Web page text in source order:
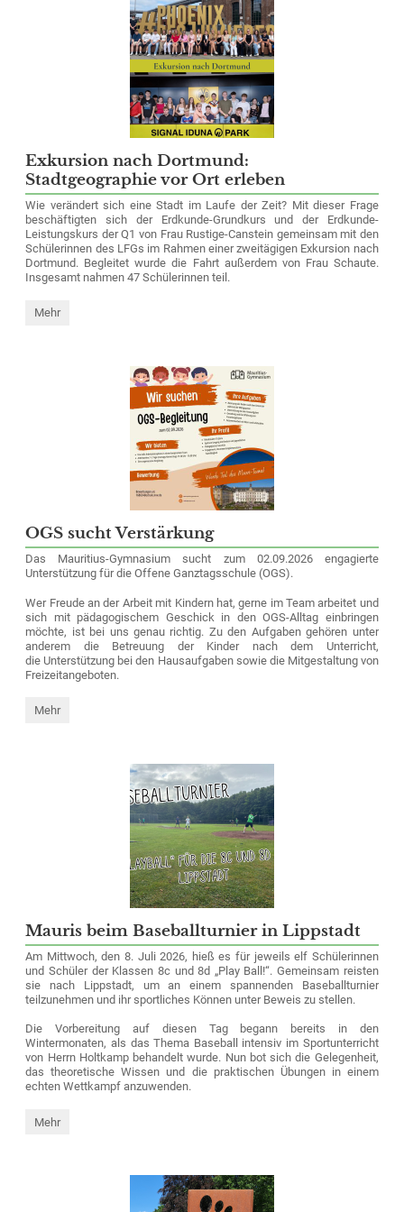
Exkursion nach Dortmund:
Stadtgeographie vor Ort erleben
Wie verändert sich eine Stadt im Laufe der Zeit? Mit dieser Frage
beschäftigten sich der Erdkunde-Grundkurs und der Erdkunde-
Leistungskurs der Q1 von Frau Rustige-Canstein gemeinsam mit den
Schülerinnen des LFGs im Rahmen einer zweitägigen Exkursion nach
Dortmund. Begleitet wurde die Fahrt außerdem von Frau Schaute.
Insgesamt nahmen 47 Schülerinnen teil.
Exkursion
Mehr
OGS sucht Verstärkung
Das Mauritius-Gymnasium sucht zum 02.09.2026engagierte
Unterstützung für die Offene Ganztagsschule (OGS).
Wer Freude an der Arbeit mit Kindern hat, gerne im Team arbeitet und
sich mit pädagogischem Geschick in den OGS-Alltag einbringen
möchte, ist bei uns genau richtig. Zu den Aufgaben gehören unter
anderem die Betreuung der Kinder nach dem Unterricht,
die Unterstützung bei den Hausaufgaben sowie die Mitgestaltung von
Freizeitangeboten.
OGS
Mehr
Mauris beim Baseballturnier in Lippstadt
Am Mittwoch, den 8. Juli 2026, hieß es für jeweils elf Schülerinnen
und Schüler der Klassen 8c und 8d „Play Ball!“. Gemeinsam reisten
sie nach Lippstadt, um an einem spannenden Baseballturnier
teilzunehmen und ihr sportliches Können unter Beweis zu stellen.
Die Vorbereitung auf diesen Tag begann bereits in den
Wintermonaten, als das Thema Baseball intensiv im Sportunterricht
von Herrn Holtkamp behandelt wurde. Nun bot sich die Gelegenheit,
das theoretische Wissen und die praktischen Übungen in einem
echten Wettkampf anzuwenden.
Mauris
Mehr